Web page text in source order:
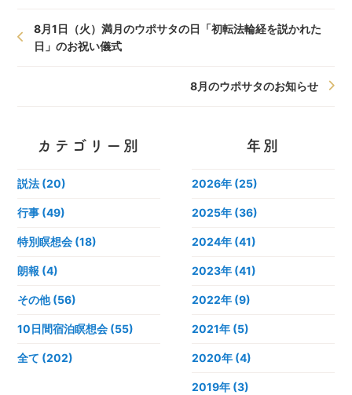
8月1日（火）満月のウポサタの日「初転法輪経を説かれた
日」のお祝い儀式
8月のウポサタのお知らせ
カテゴリー別
説法 (20)
行事 (49)
特別瞑想会 (18)
朗報 (4)
その他 (56)
10日間宿泊瞑想会 (55)
全て (202)
年別
2026年 (25)
2025年 (36)
2024年 (41)
2023年 (41)
2022年 (9)
2021年 (5)
2020年 (4)
2019年 (3)